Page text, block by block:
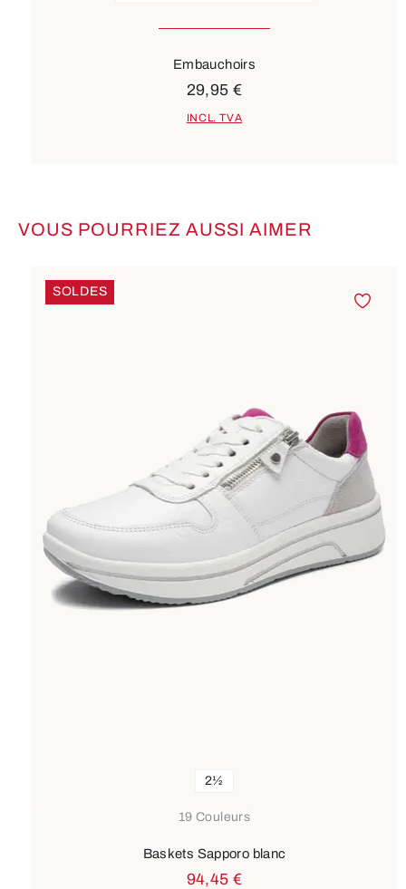
Embauchoirs
29,95 €
INCL. TVA
Ignorer la galerie de produits
VOUS POURRIEZ AUSSI AIMER
SOLDES
19 Couleurs
2½
Baskets Sapporo blanc
94,45 €